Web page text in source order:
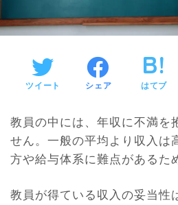
ツイート シェア はてブ
教員の中には、年収に不満を
せん。一般の平均より収入は
方や給与体系に難点があるた
教員が得ている収入の妥当性